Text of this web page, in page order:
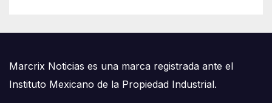
Marcrix Noticias es una marca registrada ante el
Instituto Mexicano de la Propiedad Industrial.